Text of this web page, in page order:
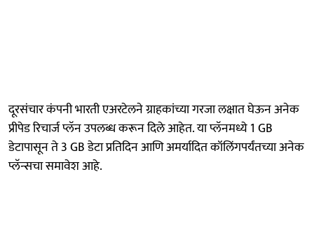
दूरसंचार कंपनी भारती एअरटेलने ग्राहकांच्या गरजा लक्षात घेऊन अनेक
प्रीपेड रिचार्ज प्लॅन उपलब्ध करून दिले आहेत. या प्लॅनमध्ये 1 GB
डेटापासून ते 3 GB डेटा प्रतिदिन आणि अमर्यादित कॉलिंगपर्यंतच्या अनेक
प्लॅन्सचा समावेश आहे.